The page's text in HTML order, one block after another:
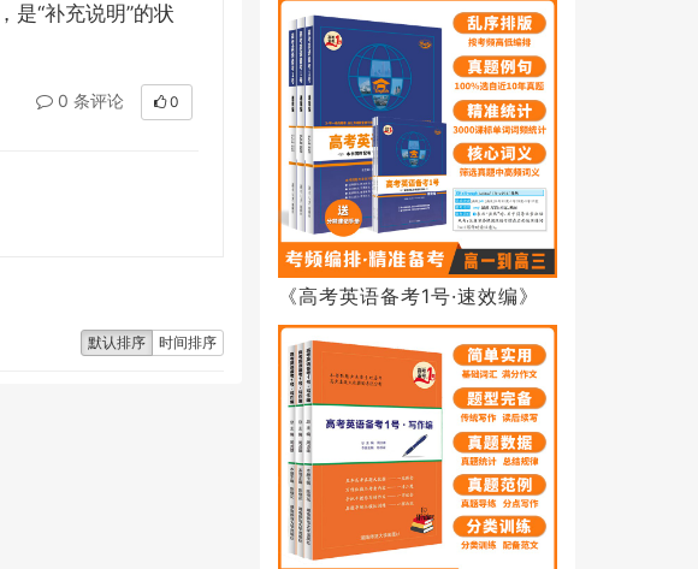
“补充说明”的状
0 条评论 0
默认排序 时间排序
《高考英语备考1号·速效编》